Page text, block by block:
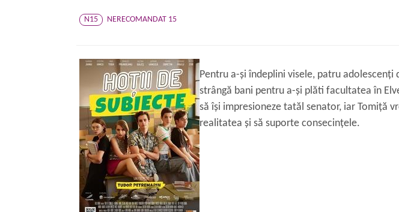
N15
NERECOMANDAT 15
Pentru a-și îndeplini visele, patru
strângă bani pentru a-și plăti facultatea în
să își impresioneze tatăl senator, iar Tomiță
realitatea și să suporte consecințele.